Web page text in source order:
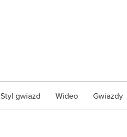
Styl gwiazd Wideo Gwiazdy